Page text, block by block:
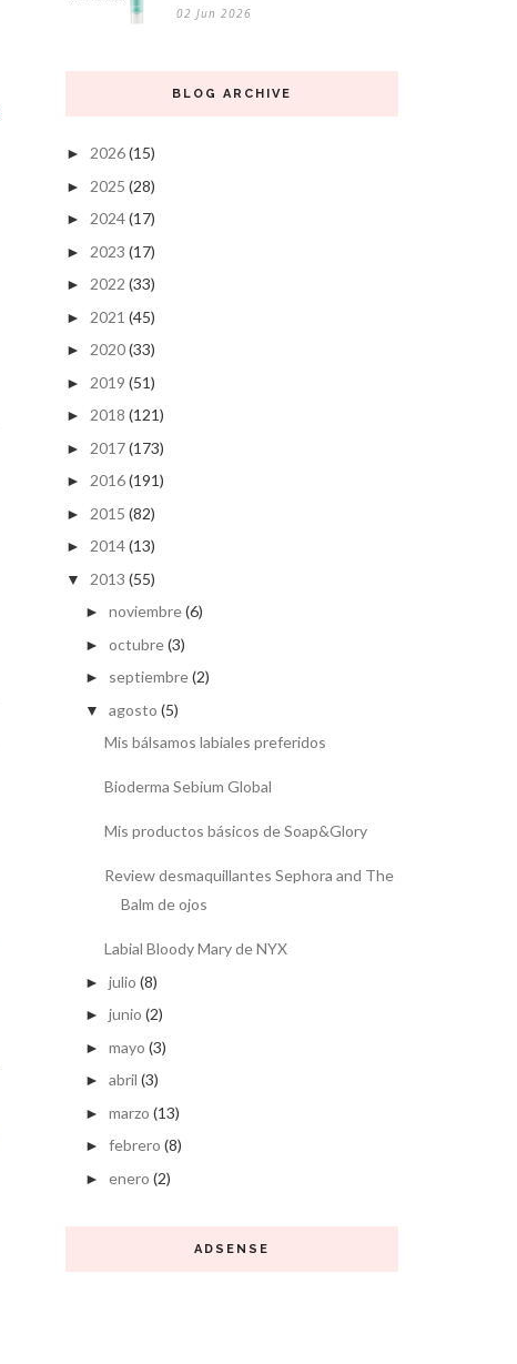
02 Jun 2026
BLOG ARCHIVE
► 2026(15)
► 2025 (28)
► 2024(17)
► 2023 (17)
► 2022 (33)
► 2021 (45)
► 2020(33)
► 2019 (51)
► 2018 (121)
► 2017(173)
► 2016(191)
► 2015 (82)
► 2014(13)
▼ 2013 (55)
► noviembre(6)
► octubre(3)
► septiembre(2)
▼ agosto (5)
Mis bálsamos labiales preferidos
Bioderma Sebium Global
Mis productos básicos de Soap&Glory
Review desmaquillantes Sephora and The
Balm de ojos
Labial Bloody Mary de NYX
► julio (8)
► junio (2)
► mayo (3)
► abril (3)
► marzo (13)
► febrero (8)
► enero (2)
ADSENSE